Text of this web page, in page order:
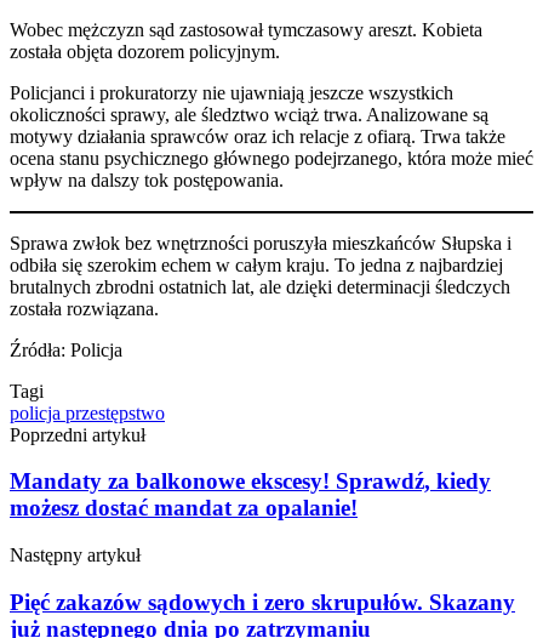
Wobec mężczyzn sąd zastosował tymczasowy areszt. Kobieta
została objęta dozorem policyjnym.
Policjanci i prokuratorzy nie ujawniają jeszcze wszystkich
okoliczności sprawy, ale śledztwo wciąż trwa. Analizowane są
motywy działania sprawców oraz ich relacje z ofiarą. Trwa także
ocena stanu psychicznego głównego podejrzanego, która może mieć
wpływ na dalszy tok postępowania.
Sprawa zwłok bez wnętrzności poruszyła mieszkańców Słupska i
odbiła się szerokim echem w całym kraju. To jedna z najbardziej
brutalnych zbrodni ostatnich lat, ale dzięki determinacji śledczych
została rozwiązana.
Źródła: Policja
Tagi
policja przestępstwo
Poprzedni artykuł
Mandaty za balkonowe ekscesy! Sprawdź, kiedy
możesz dostać mandat za opalanie!
Następny artykuł
Pięć zakazów sądowych i zero skrupułów. Skazany
już następnego dnia po zatrzymaniu